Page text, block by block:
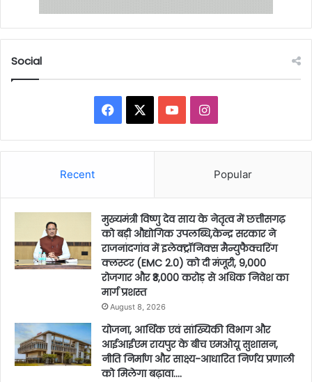
Social
Facebook YouTubeInstagram
Recent Popular
मुख्यमंत्री विष्णु देव साय के नेतृत्व में छत्तीसगढ़
को बड़ी औद्योगिक उपलब्धि,केन्द्र सरकार ने
राजनांदगांव में इलेक्ट्रॉनिक्स मैन्युफैक्चरिंग
क्लस्टर (EMC 2.0) को दी मंजूरी, 9,000
रोजगार और ₹3,000 करोड़ से अधिक निवेश का
मार्ग प्रशस्त
August 8, 2026
योजना, आर्थिक एवं सांख्यिकी विभाग और
आईआईएम रायपुर के बीच एमओयू सुशासन,
नीति निर्माण और साक्ष्य-आधारित निर्णय प्रणाली
को मिलेगा बढ़ावा….